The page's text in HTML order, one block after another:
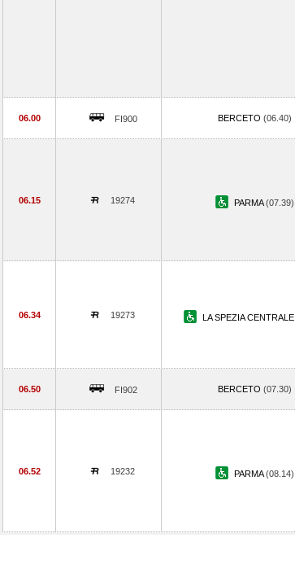
06.00 FI900 BERCETO (06.40)
06.15 19274 PARMA(07.39)
06.34 19273 LA SPEZIA CENTRALE
06.50 FI902 BERCETO (07.30)
06.52 19232 PARMA(08.14)